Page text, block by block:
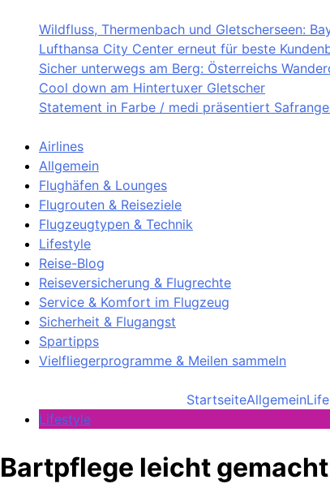
Wildfluss, Thermenbach und Gletscherseen:
Lufthansa City Center erneut für beste
Sicher unterwegs am Berg: Österreichs
Cool down am Hintertuxer Gletscher
Statement in Farbe / medi präsentiert
Airlines
Allgemein
Flughäfen & Lounges
Flugrouten & Reiseziele
Flugzeugtypen & Technik
Lifestyle
Reise-Blog
Reiseversicherung & Flugrechte
Service & Komfort im Flugzeug
Sicherheit & Flugangst
Spartipps
Vielfliegerprogramme & Meilen sammeln
StartseiteAllgemein
Lifestyle
Bartpflege leicht